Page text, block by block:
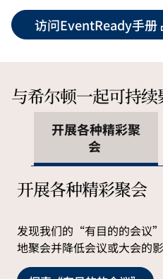
访问EventReady手册
与希尔顿一起可持续
开展各种精彩聚
会
开展各种精彩聚会
发现我们的“有目的的会议
地聚会并降低会议或大会的影